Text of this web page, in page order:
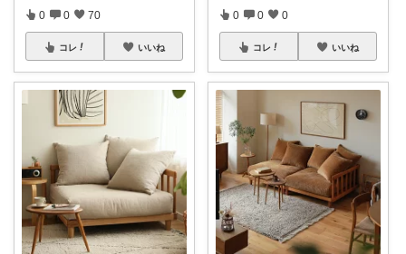
0 0 70
コレ いいね
0 0 0
コレ いいね